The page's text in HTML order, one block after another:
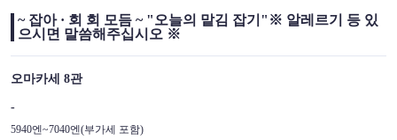
~ 잡아 · 회 회 모듬 ~ "오늘의 맡김 잡기"※ 알레르기 등 있
으시면 말씀해주십시오 ※
오마카세 8관
-
5940엔~7040엔(부가세 포함)